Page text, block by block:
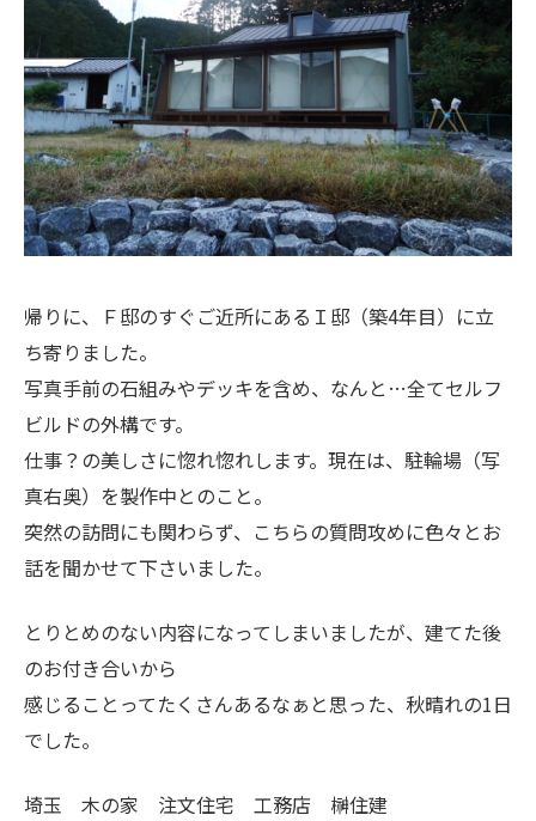
帰りに、Ｆ邸のすぐご近所にあるＩ邸（築4年目）に立
ち寄りました。
写真手前の石組みやデッキを含め、なんと…全てセルフ
ビルドの外構です。
仕事？の美しさに惚れ惚れします。現在は、駐輪場（写
真右奥）を製作中とのこと。
突然の訪問にも関わらず、こちらの質問攻めに色々とお
話を聞かせて下さいました。
とりとめのない内容になってしまいましたが、建てた後
のお付き合いから
感じることってたくさんあるなぁと思った、秋晴れの1日
でした。
埼玉 木の家 注文住宅 工務店 榊住建